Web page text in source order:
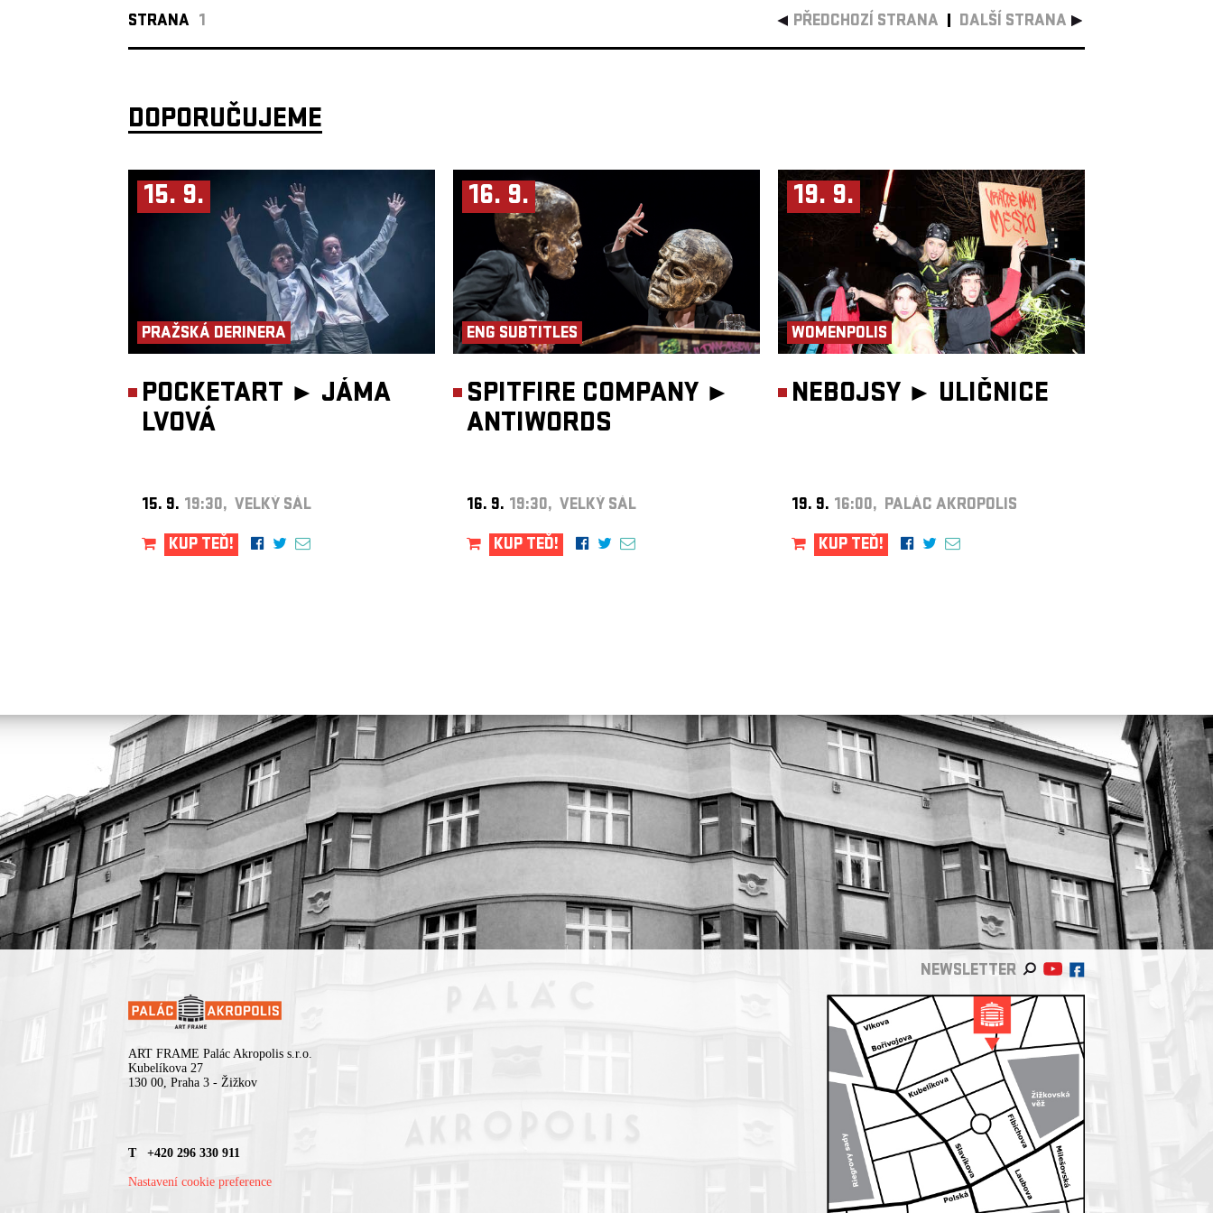
STRANA 1 PŘEDCHOZÍ STRANA DALŠÍ STRANA
DOPORUČUJEME
15. 9.
PRAŽSKÁ DERINERA
POCKETART ► JÁMA
LVOVÁ
15. 9. 19:30, VELKÝ SÁL
KUP TEĎ!
16. 9.
ENG SUBTITLES
SPITFIRE COMPANY ►
ANTIWORDS
16. 9. 19:30, VELKÝ SÁL
KUP TEĎ!
19. 9.
WOMENPOLIS
NEBOJSY ► ULIČNICE
19. 9. 16:00, PALÁC AKROPOLIS
KUP TEĎ!
NEWSLETTER
ART FRAME Palác Akropolis s.r.o.
Kubelíkova 27
130 00, Praha 3 - Žižkov
T +420 296 330 911
Nastavení cookie preference